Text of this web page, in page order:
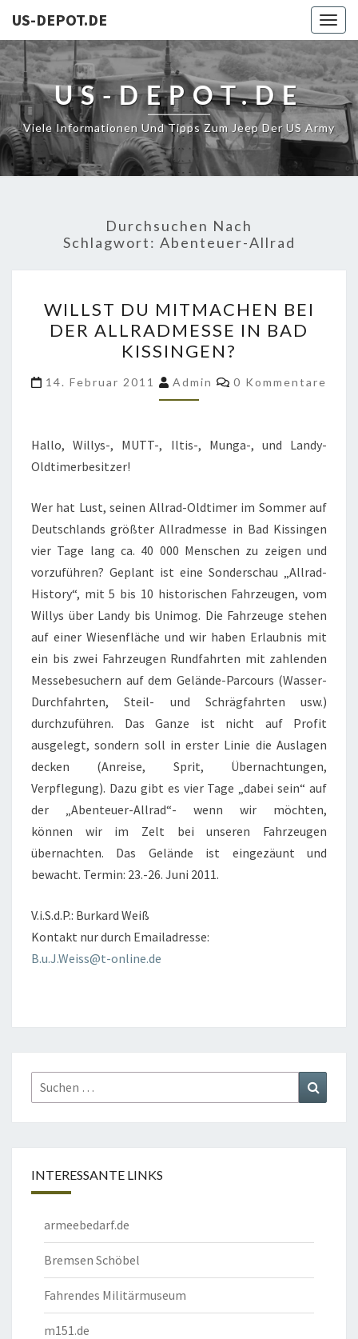
US-DEPOT.DE
US-DEPOT.DE
Viele Informationen Und Tipps Zum Jeep Der US Army
Durchsuchen Nach
Schlagwort: Abenteuer-Allrad
DU
MITMACHEN
BEI
DER
ALLRADMESSE
BAD
WILLST DU MITMACHEN BEI
DER ALLRADMESSE IN BAD
KISSINGEN?
14. Februar 2011 Admin Kommentare
0 Kommentare
Hallo, Willys-, MUTT-, Iltis-, Munga-, und Landy-
Oldtimerbesitzer!
Wer hat Lust, seinen Allrad-Oldtimer im Sommer auf
Deutschlands größter Allradmesse in Bad Kissingen
vier Tage lang ca. 40 000 Menschen zu zeigen und
vorzuführen? Geplant ist eine Sonderschau „Allrad-
History“, mit 5 bis 10 historischen Fahrzeugen, vom
Willys über Landy bis Unimog. Die Fahrzeuge stehen
auf einer Wiesenfläche und wir haben Erlaubnis mit
ein bis zwei Fahrzeugen Rundfahrten mit zahlenden
Messebesuchern auf dem Gelände-Parcours (Wasser-
Durchfahrten, Steil- und Schrägfahrten usw.)
durchzuführen. Das Ganze ist nicht auf Profit
ausgelegt, sondern soll in erster Linie die Auslagen
decken (Anreise, Sprit, Übernachtungen,
Verpflegung). Dazu gibt es vier Tage „dabei sein“ auf
der „Abenteuer-Allrad“- wenn wir möchten,
können wir im Zelt bei unseren Fahrzeugen
übernachten. Das Gelände ist eingezäunt und
bewacht. Termin: 23.-26. Juni 2011.
V.i.S.d.P.: Burkard Weiß
Kontakt nur durch Emailadresse:
B.u.J.Weiss@t-online.de
Suchen
nach:
INTERESSANTE LINKS
armeebedarf.de
Bremsen Schöbel
Fahrendes Militärmuseum
m151.de